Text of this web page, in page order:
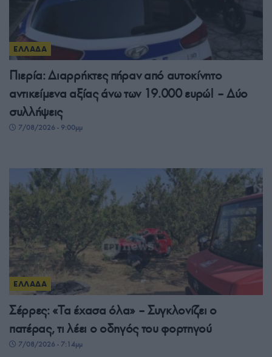
ΕΛΛΑΔΑ
Πιερία: Διαρρήκτες πήραν από αυτοκίνητο
αντικείμενα αξίας άνω των 19.000 ευρώ! – Δύο
συλλήψεις
7/08/2026 - 9:00μμ
ΕΛΛΑΔΑ
Σέρρες: «Τα έχασα όλα» – Συγκλονίζει ο
πατέρας, τι λέει ο οδηγός του φορτηγού
7/08/2026 - 7:14μμ